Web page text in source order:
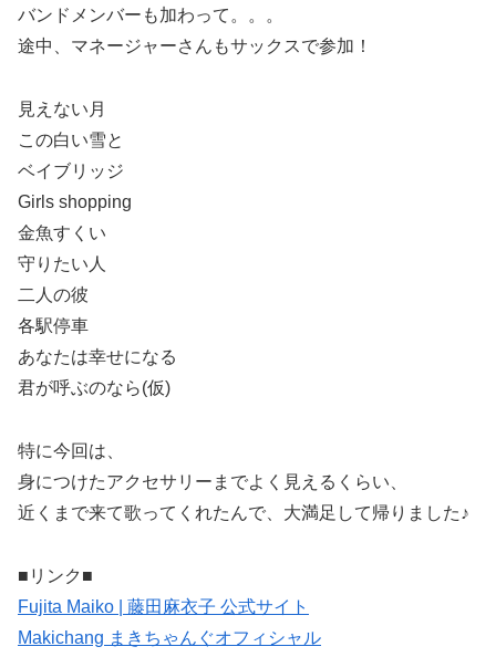
バンドメンバーも加わって。。。
途中、マネージャーさんもサックスで参加！
見えない月
この白い雪と
ベイブリッジ
Girls shopping
金魚すくい
守りたい人
二人の彼
各駅停車
あなたは幸せになる
君が呼ぶのなら(仮)
特に今回は、
身につけたアクセサリーまでよく見えるくらい、
近くまで来て歌ってくれたんで、大満足して帰りました♪
■リンク■
Fujita Maiko | 藤田麻衣子 公式サイト
Makichang まきちゃんぐオフィシャル